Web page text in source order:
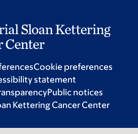
Cookie preferences
statement
Public notices
Kettering Cancer Center